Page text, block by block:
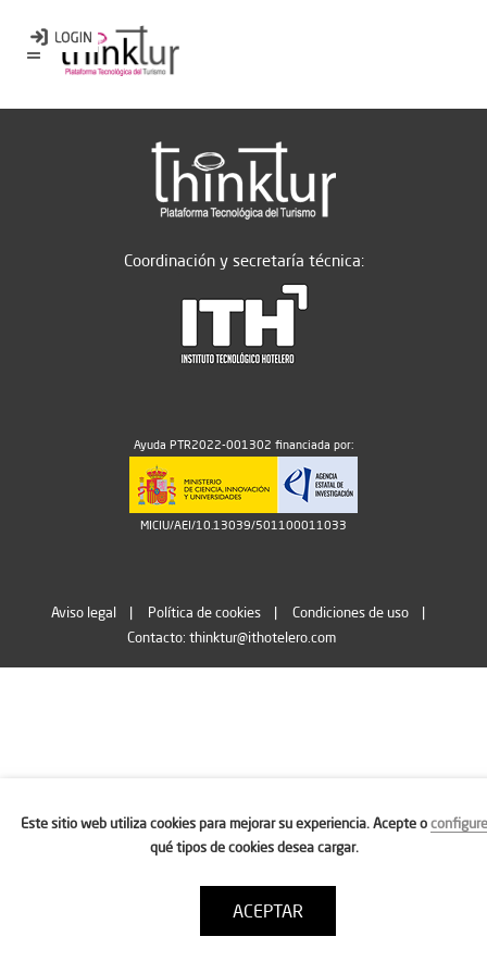
Coordinación y secretaría técnica:
Ayuda PTR2022-001302 financiada por:
MICIU/AEI/10.13039/501100011033
Aviso legal Política de cookies
Condiciones de uso
Contacto: thinktur@ithotelero.com
Este sitio web utiliza cookies para mejorar su experiencia. Acepte oconfigure
qué tipos de cookies desea cargar.
ACEPTAR